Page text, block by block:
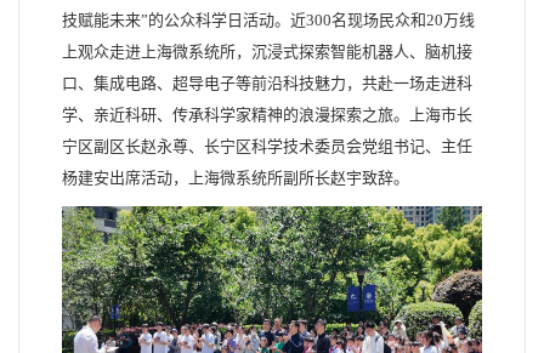
技赋能未来”的公众科学日活动。近300名现场民众和20万线
上观众走进上海微系统所，沉浸式探索智能机器人、脑机接
口、集成电路、超导电子等前沿科技魅力，共赴一场走进科
学、亲近科研、传承科学家精神的浪漫探索之旅。上海市长
宁区副区长赵永尊、长宁区科学技术委员会党组书记、主任
杨建安出席活动，上海微系统所副所长赵宇致辞。